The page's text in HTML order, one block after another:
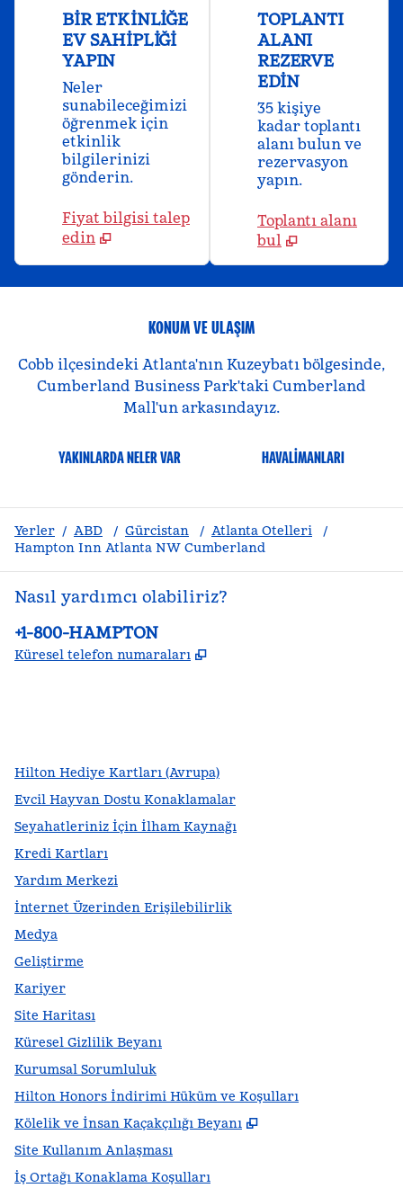
BIR ETKINLIĞE
EV SAHIPLIĞI
YAPIN
Neler
sunabileceğimizi
öğrenmek için
etkinlik
bilgilerinizi
gönderin.
Fiyat bilgisi talep
edin
TOPLANTI
ALANI
REZERVE
EDIN
35 kişiye
kadar toplantı
alanı bulun ve
rezervasyon
yapın.
Toplantı alanı
bul
KONUM VE ULAŞIM
Cobb ilçesindeki Atlanta'nın Kuzeybatı bölgesinde,
Cumberland Business Park'taki Cumberland
Mall'un arkasındayız.
YAKINLARDA NELER VAR HAVALIMANLARI
Yerler / ABD / Gürcistan / Atlanta Otelleri
/
Hampton Inn Atlanta NW Cumberland
Nasıl yardımcı olabiliriz?
Telefon:
+1-800-HAMPTON
Küresel telefon numaraları ,
Hilton Hediye Kartları (Avrupa)
Evcil Hayvan Dostu Konaklamalar
Seyahatleriniz İçin İlham Kaynağı
Kredi Kartları
Yardım Merkezi
İnternet Üzerinden Erişilebilirlik
Medya
Geliştirme
Kariyer
Site Haritası
Küresel Gizlilik Beyanı
Kurumsal Sorumluluk
Hilton Honors İndirimi Hüküm ve Koşulları
Kölelik ve İnsan Kaçakçılığı Beyanı
,
Site Kullanım Anlaşması
İş Ortağı Konaklama Koşulları